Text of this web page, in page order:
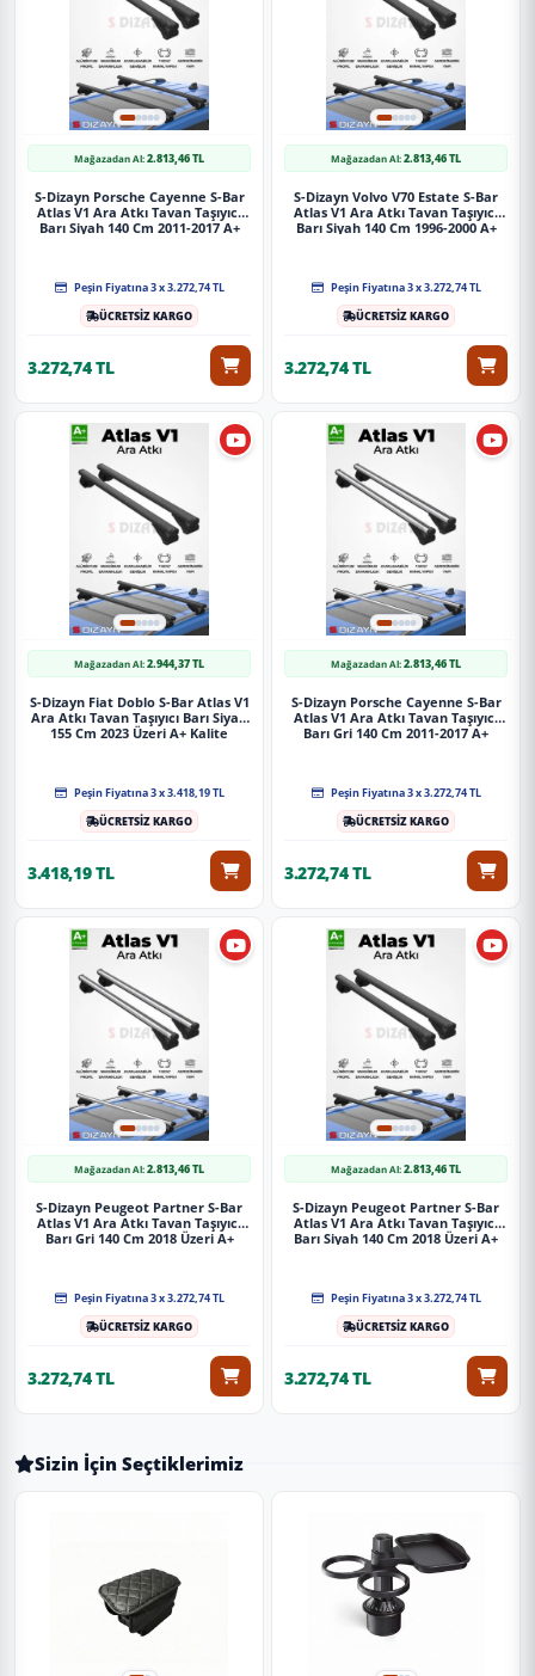
Mağazadan Al:2.813,46 TL
S-Dizayn Porsche Cayenne S-Bar
Atlas V1 Ara Atkı Tavan Taşıyıcı
Barı Siyah 140 Cm 2011-2017 A+
Peşin Fiyatına 3 x 3.272,74 TL
ÜCRETSİZ KARGO
3.272,74 TL
Mağazadan Al:2.813,46 TL
S-Dizayn Volvo V70 Estate S-Bar
Atlas V1 Ara Atkı Tavan Taşıyıcı
Barı Siyah 140 Cm 1996-2000 A+
Peşin Fiyatına 3 x 3.272,74 TL
ÜCRETSİZ KARGO
3.272,74 TL
Mağazadan Al:2.944,37 TL
S-Dizayn Fiat Doblo S-Bar Atlas V1
Ara Atkı Tavan Taşıyıcı Barı Siyah
155 Cm 2023 Üzeri A+ Kalite
Peşin Fiyatına 3 x 3.418,19 TL
ÜCRETSİZ KARGO
3.418,19 TL
Mağazadan Al:2.813,46 TL
S-Dizayn Porsche Cayenne S-Bar
Atlas V1 Ara Atkı Tavan Taşıyıcı
Barı Gri 140 Cm 2011-2017 A+
Peşin Fiyatına 3 x 3.272,74 TL
ÜCRETSİZ KARGO
3.272,74 TL
Mağazadan Al:2.813,46 TL
S-Dizayn Peugeot Partner S-Bar
Atlas V1 Ara Atkı Tavan Taşıyıcı
Barı Gri 140 Cm 2018 Üzeri A+
Peşin Fiyatına 3 x 3.272,74 TL
ÜCRETSİZ KARGO
3.272,74 TL
Mağazadan Al:2.813,46 TL
S-Dizayn Peugeot Partner S-Bar
Atlas V1 Ara Atkı Tavan Taşıyıcı
Barı Siyah 140 Cm 2018 Üzeri A+
Peşin Fiyatına 3 x 3.272,74 TL
ÜCRETSİZ KARGO
3.272,74 TL
Sizin İçin Seçtiklerimiz